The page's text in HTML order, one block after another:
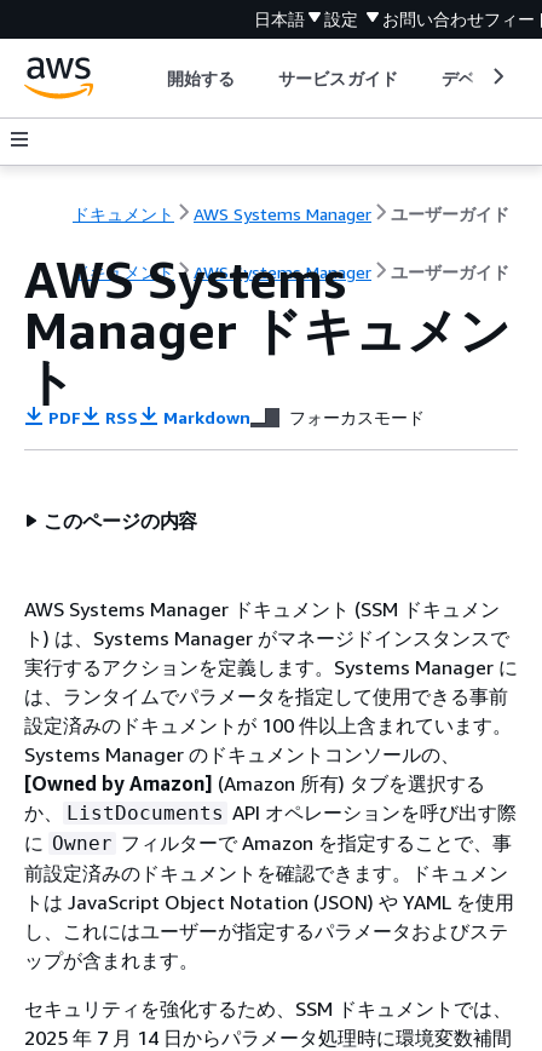
日本語 設定 お問い合わせフィー
開始する サービスガイド デベロッパ
ドキュメント AWS Systems Manager ユーザーガイド
ドキュメント AWS Systems Manager ユーザーガイド
AWS Systems
Manager ドキュメン
ト
PDF RSS Markdown フォーカスモード
このページの内容
AWS Systems Manager ドキュメント (SSM ドキュメン
ト) は、Systems Manager がマネージドインスタンスで
実行するアクションを定義します。Systems Manager に
は、ランタイムでパラメータを指定して使用できる事前
設定済みのドキュメントが 100 件以上含まれています。
Systems Manager のドキュメントコンソールの、
[Owned by Amazon] (Amazon 所有) タブを選択する
か、
ListDocuments API オペレーションを呼び出す際
に Owner フィルターで Amazon を指定することで、事
前設定済みのドキュメントを確認できます。ドキュメン
トは JavaScript Object Notation (JSON) や YAML を使用
し、これにはユーザーが指定するパラメータおよびステ
ップが含まれます。
セキュリティを強化するため、SSM ドキュメントでは、
2025 年 7 月 14 日からパラメータ処理時に環境変数補間